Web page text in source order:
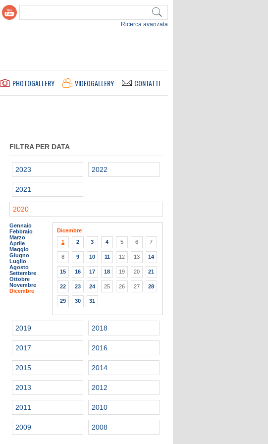
Ricerca avanzata
PHOTOGALLERY VIDEOGALLERY CONTATTI
FILTRA PER DATA
2023 2022
2021
2020
Gennaio
Febbraio
Marzo
Aprile
Maggio
Giugno
Luglio
Agosto
Settembre
Ottobre
Novembre
Dicembre
Dicembre
1
2 3 4 5 6 7
8 9 10 11 12 13 14
15 16 17 18 19 20 21
22 23 24 25 26 27 28
29 30 31
2019 2018
2017 2016
2015 2014
2013 2012
2011 2010
2009 2008